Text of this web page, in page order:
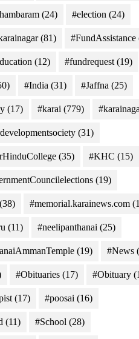
(24) #election (24)
(81) #FundAssistance
(12) #fundrequest(19)
#India (31) #Jaffna (25)
(17) #karai (779)
(31)
(35) #KHC (15)
(19)
(38) #memorial.karainews.com
(11) #neelipanthanai (25)
(19) #News
#Obituaries(17) #Obituary
(17) #poosai (16)
(11) #School (28)